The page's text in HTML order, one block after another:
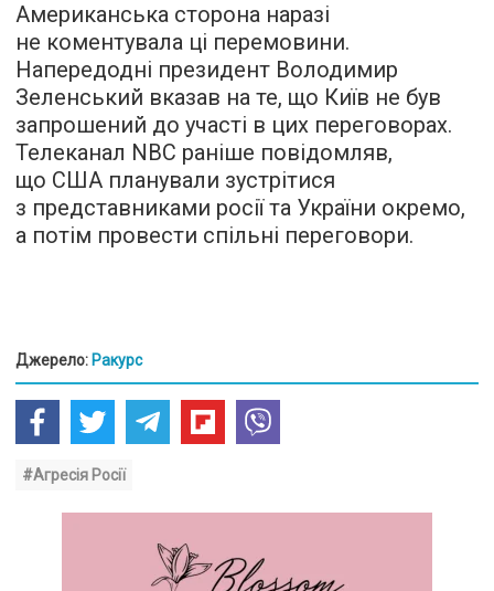
Американська сторона наразі
не коментувала ці перемовини.
Напередодні президент Володимир
Зеленський вказав на те, що Київ не був
запрошений до участі в цих переговорах.
Телеканал NBC раніше повідомляв,
що США планували зустрітися
з представниками росії та України окремо,
а потім провести спільні переговори.
Джерело: Ракурс
#Агресія Росії